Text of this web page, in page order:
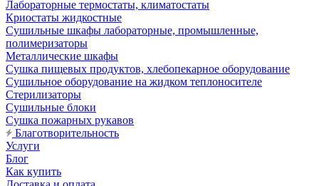
Лабораторные термостаты, климатостаты
Криостаты жидкостные
Сушильные шкафы лабораторные, промышленные,
полимеризаторы
Металлические шкафы
Сушка пищевых продуктов, хлебопекарное оборудование
Сушильное оборудование на жидком теплоносителе
Стерилизаторы
Сушильные блоки
Сушка пожарных рукавов
Благотворительность
Услуги
Блог
Как купить